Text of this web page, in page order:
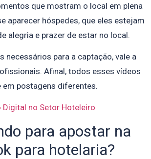
que mostram o local em plena
aparecer hóspedes, que eles estejam
alegria e prazer de estar no local.
necessários para a captação, vale a
Afinal, todos esses vídeos
em postagens diferentes.
no Setor Hoteleiro
para apostar na
para hotelaria?